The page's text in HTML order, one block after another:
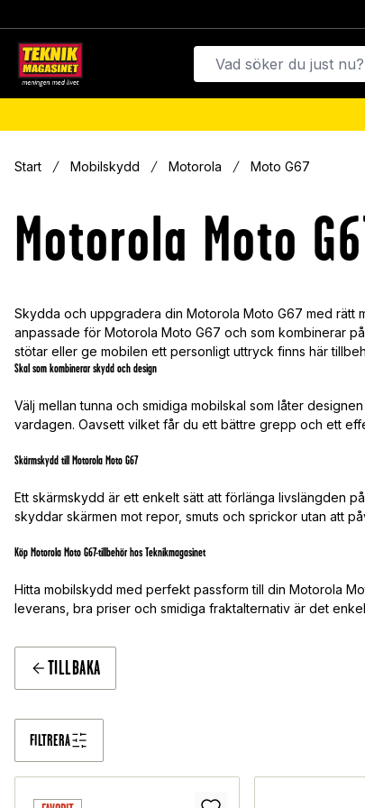
Start Mobilskydd Motorola Moto G67
Motorola Moto
Skydda och uppgradera din Motorola Moto G67 med rätt
anpassade för Motorola Moto G67 och som kombinerar
stötar eller ge mobilen ett personligt uttryck finns här
Skal som kombinerar skydd och design
Välj mellan tunna och smidiga mobilskal som låter
vardagen. Oavsett vilket får du ett bättre grepp och ett
Skärmskydd till Motorola Moto G67
Ett skärmskydd är ett enkelt sätt att förlänga livslängden
skyddar skärmen mot repor, smuts och sprickor utan att
Köp Motorola Moto G67-tillbehör hos Teknikmagasinet
Hitta mobilskydd med perfekt passform till din Motorola
leverans, bra priser och smidiga fraktalternativ är det
TILLBAKA
FILTRERA